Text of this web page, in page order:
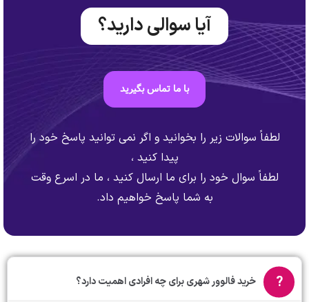
آیا سوالی دارید؟
با ما تماس بگیرید
لطفاً سوالات زیر را بخوانید و اگر نمی توانید پاسخ خود را
پیدا کنید ،
لطفاً سوال خود را برای ما ارسال کنید ، ما در اسرع وقت
به شما پاسخ خواهیم داد.
خرید فالوور شهری برای چه افرادی اهمیت دارد؟